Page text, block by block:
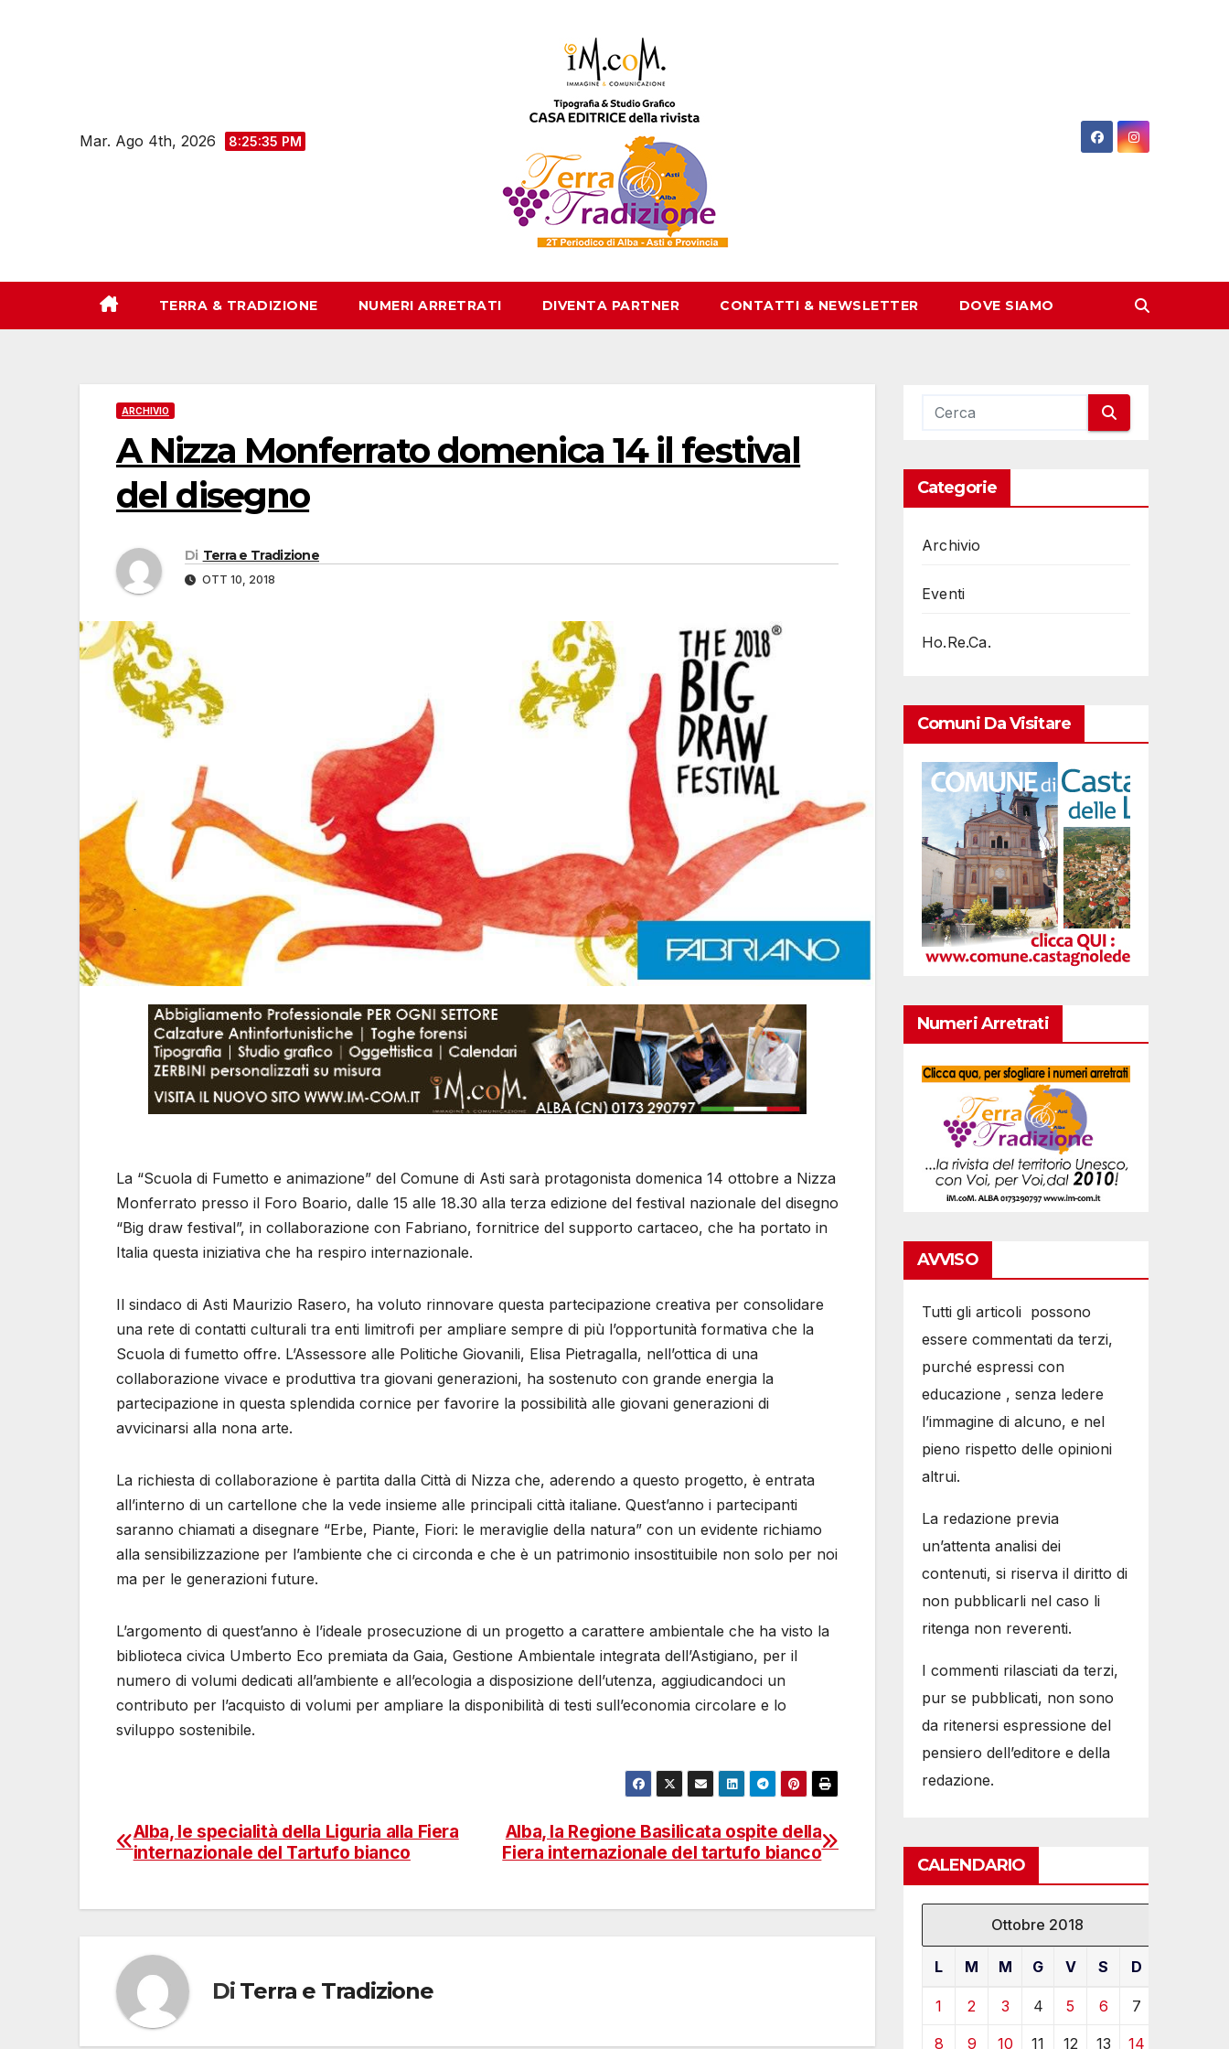
Mar. Ago 4th, 2026 8:25:36 PM
TERRA & TRADIZIONE NUMERI ARRETRATI DIVENTA PARTNER CONTATTI & NEWSLETTER DOVE SIAMO
ARCHIVIO
A Nizza Monferrato domenica 14 il festival
del disegno
Di Terra e Tradizione
OTT 10, 2018
La “Scuola di Fumetto e animazione” del Comune di Asti sarà protagonista domenica 14 ottobre a Nizza
Monferrato presso il Foro Boario, dalle 15 alle 18.30 alla terza edizione del festival nazionale del disegno
“Big draw festival”, in collaborazione con Fabriano, fornitrice del supporto cartaceo, che ha portato in
Italia questa iniziativa che ha respiro internazionale.
Il sindaco di Asti Maurizio Rasero, ha voluto rinnovare questa partecipazione creativa per consolidare
una rete di contatti culturali tra enti limitrofi per ampliare sempre di più l’opportunità formativa che la
Scuola di fumetto offre. L’Assessore alle Politiche Giovanili, Elisa Pietragalla, nell’ottica di una
collaborazione vivace e produttiva tra giovani generazioni, ha sostenuto con grande energia la
partecipazione in questa splendida cornice per favorire la possibilità alle giovani generazioni di
avvicinarsi alla nona arte.
La richiesta di collaborazione è partita dalla Città di Nizza che, aderendo a questo progetto, è entrata
all’interno di un cartellone che la vede insieme alle principali città italiane. Quest’anno i partecipanti
saranno chiamati a disegnare “Erbe, Piante, Fiori: le meraviglie della natura” con un evidente richiamo
alla sensibilizzazione per l’ambiente che ci circonda e che è un patrimonio insostituibile non solo per noi
ma per le generazioni future.
L’argomento di quest’anno è l’ideale prosecuzione di un progetto a carattere ambientale che ha visto la
biblioteca civica Umberto Eco premiata da Gaia, Gestione Ambientale integrata dell’Astigiano, per il
numero di volumi dedicati all’ambiente e all’ecologia a disposizione dell’utenza, aggiudicandoci un
contributo per l’acquisto di volumi per ampliare la disponibilità di testi sull’economia circolare e lo
sviluppo sostenibile.
Navigazione
Alba, la Regione Basilicata ospite della
Fiera internazionale del tartufo bianco
Alba, le specialità della Liguria alla Fiera
internazionale del Tartufo bianco
Di Terra e Tradizione
Categorie
Archivio
Eventi
Ho.Re.Ca.
Comuni Da Visitare
Numeri Arretrati
AVVISO
Tutti gli articoli possono
essere commentati da terzi,
purché espressi con
educazione , senza ledere
l’immagine di alcuno, e nel
pieno rispetto delle opinioni
altrui.
La redazione previa
un’attenta analisi dei
contenuti, si riserva il diritto di
non pubblicarli nel caso li
ritenga non reverenti.
I commenti rilasciati da terzi,
pur se pubblicati, non sono
da ritenersi espressione del
pensiero dell’editore e della
redazione.
CALENDARIO
Ottobre 2018
L M M G V S D
1 2 3 4 5 6 7
8 9 10 11 12 13 14